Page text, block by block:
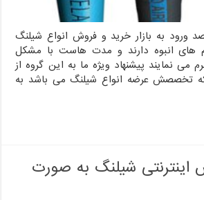
ورود به بازار خرید و فروش انواع شیلنگ
های انبوه دارند و مدت هاست با مشکل
نمایند پیشنهاد ویژه ما به این گروه از
تخصصش عرضه انواع شیلنگ می باشد به
اینترنتی شیلنگ به صورت